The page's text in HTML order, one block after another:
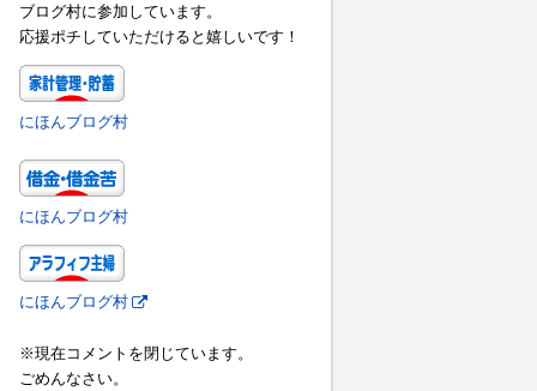
ブログ村に参加しています。
応援ポチしていただけると嬉しいです！
にほんブログ村
にほんブログ村
にほんブログ村
※現在コメントを閉じています。
ごめんなさい。